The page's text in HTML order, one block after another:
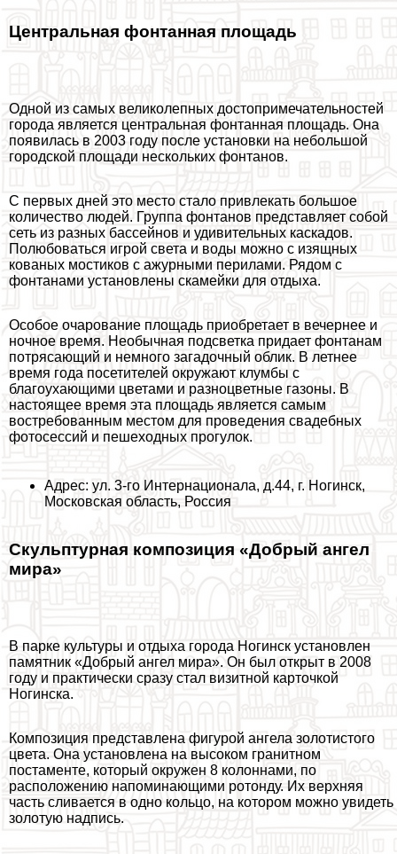
Центральная фонтанная площадь
Одной из самых великолепных достопримечательностей
города является центральная фонтанная площадь. Она
появилась в 2003 году после установки на небольшой
городской площади нескольких фонтанов.
С первых дней это место стало привлекать большое
количество людей. Группа фонтанов представляет собой
сеть из разных бассейнов и удивительных каскадов.
Полюбоваться игрой света и воды можно с изящных
кованых мостиков с ажурными перилами. Рядом с
фонтанами установлены скамейки для отдыха.
Особое очарование площадь приобретает в вечернее и
ночное время. Необычная подсветка придает фонтанам
потрясающий и немного загадочный облик. В летнее
время года посетителей окружают клумбы с
благоухающими цветами и разноцветные газоны. В
настоящее время эта площадь является самым
востребованным местом для проведения свадебных
фотосессий и пешеходных прогулок.
Адрес: ул. 3-го Интернационала, д.44, г. Ногинск,
Московская область, Россия
Скульптурная композиция «Добрый ангел
мира»
В парке культуры и отдыха города Ногинск установлен
памятник «Добрый ангел мира». Он был открыт в 2008
году и пpaктически сразу стал визитной карточкой
Ногинска.
Композиция представлена фигурой ангела золотистого
цвета. Она установлена на высоком гранитном
постаменте, который окружен 8 колоннами, по
расположению напоминающими ротонду. Их верхняя
часть сливается в одно кольцо, на котором можно увидеть
золотую надпись.